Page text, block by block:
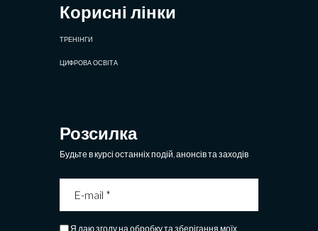
Корисні лінки
ТРЕНІНГИ
ЦИФРОВА ОСВІТА
Розсилка
Будьте в курсі останніх подій, анонсів та заходів
Я даю згоду на обробку та зберігання моїх